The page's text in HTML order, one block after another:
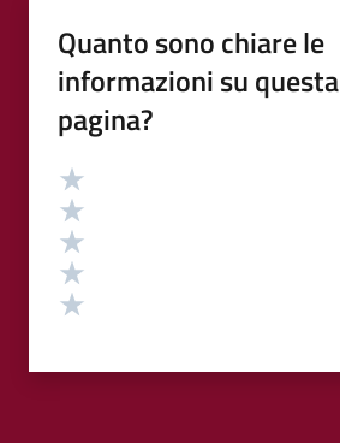
Quanto sono chiare le
informazioni su questa
pagina?
Valutazione